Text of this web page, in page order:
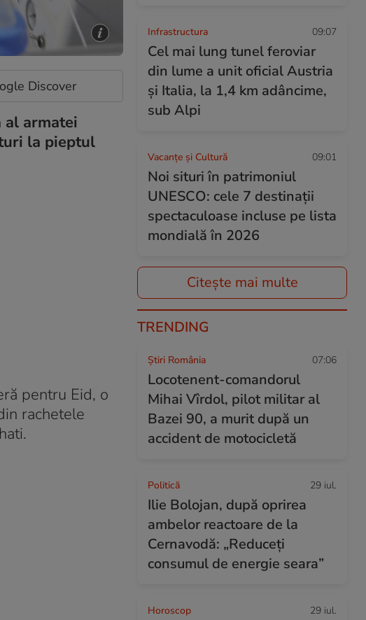
Discover
al armatei
la pieptul
pentru Eid, o
rachetele
Infrastructura 09:07
Cel mai lung tunel feroviar
din lume a unit oficial Austria
și Italia, la 1,4 km adâncime,
sub Alpi
Vacanțe și Cultură 09:01
Noi situri în patrimoniul
UNESCO: cele 7 destinații
spectaculoase incluse pe lista
mondială în 2026
Citește mai multe
TRENDING
Știri România 07:06
Locotenent-comandorul
Mihai Vîrdol, pilot militar al
Bazei 90, a murit după un
accident de motocicletă
Politică 29 iul.
Ilie Bolojan, după oprirea
ambelor reactoare de la
Cernavodă: „Reduceți
consumul de energie seara”
Horoscop 29 iul.